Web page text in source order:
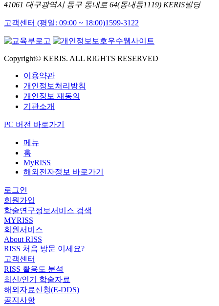
41061 대구광역시 동구 동내로 64(동내동1119) KERIS빌딩
고객센터 (평일: 09:00 ~ 18:00)1599-3122
Copyright© KERIS. ALL RIGHTS RESERVED
이용약관
개인정보처리방침
개인정보 재동의
기관소개
PC 버전 바로가기
메뉴
홈
MyRISS
해외전자정보 바로가기
로그인
회원가입
학술연구정보서비스 검색
MYRISS
회원서비스
About RISS
RISS 처음 방문 이세요?
고객센터
RISS 활용도 분석
최신/인기 학술자료
해외자료신청(E-DDS)
공지사항